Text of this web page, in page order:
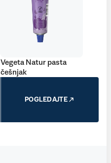
Vegeta Natur pasta
češnjak
POGLEDAJTE